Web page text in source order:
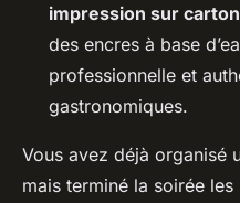
impression sur carton
des encres à base
professionnelle et
gastronomiques.
Vous avez déjà organisé
mais terminé la soirée